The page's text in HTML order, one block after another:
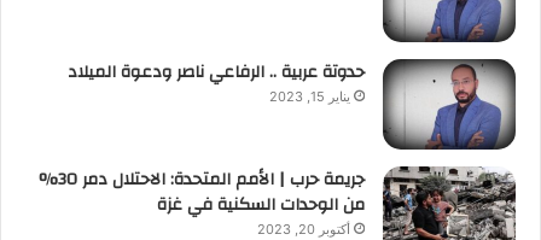
حدوتة عربية .. الرفاعي ناصر ودعوة الميلاد
يناير 15, 2023
جريمة حرب | الأمم المتحدة: الاحتلال دمر 30%
من الوحدات السكنية في غزة
أكتوبر 20, 2023